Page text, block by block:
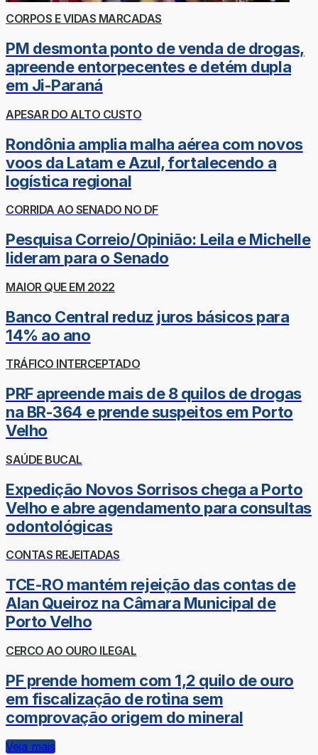
CORPOS E VIDAS MARCADAS
PM desmonta ponto de venda de drogas,
apreende entorpecentes e detém dupla
em Ji-Paraná
APESAR DO ALTO CUSTO
Rondônia amplia malha aérea com novos
voos da Latam e Azul, fortalecendo a
logística regional
CORRIDA AO SENADO NO DF
Pesquisa Correio/Opinião: Leila e Michelle
lideram para o Senado
MAIOR QUE EM 2022
Banco Central reduz juros básicos para
14% ao ano
TRÁFICO INTERCEPTADO
PRF apreende mais de 8 quilos de drogas
na BR-364 e prende suspeitos em Porto
Velho
SAÚDE BUCAL
Expedição Novos Sorrisos chega a Porto
Velho e abre agendamento para consultas
odontológicas
CONTAS REJEITADAS
TCE-RO mantém rejeição das contas de
Alan Queiroz na Câmara Municipal de
Porto Velho
CERCO AO OURO ILEGAL
PF prende homem com 1,2 quilo de ouro
em fiscalização de rotina sem
comprovação origem do mineral
Veja mais